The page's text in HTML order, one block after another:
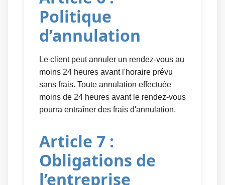
Politique
d’annulation
Le client peut annuler un rendez-vous au
moins 24 heures avant l'horaire prévu
sans frais. Toute annulation effectuée
moins de 24 heures avant le rendez-vous
pourra entraîner des frais d'annulation.
Article 7 :
Obligations de
l’entreprise